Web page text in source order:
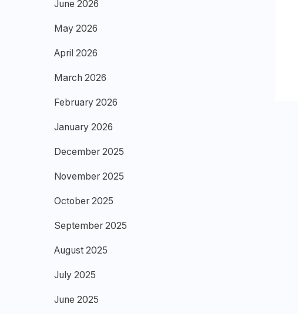
June 2026
May 2026
April 2026
March 2026
February 2026
January 2026
December 2025
November 2025
October 2025
September 2025
August 2025
July 2025
June 2025